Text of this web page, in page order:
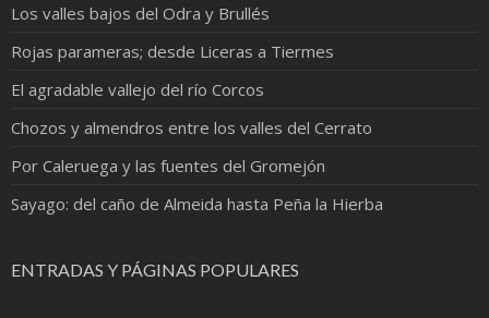
Los valles bajos del Odra y Brullés
Rojas parameras; desde Liceras a Tiermes
El agradable vallejo del río Corcos
Chozos y almendros entre los valles del Cerrato
Por Caleruega y las fuentes del Gromejón
Sayago: del caño de Almeida hasta Peña la Hierba
ENTRADAS Y PÁGINAS POPULARES